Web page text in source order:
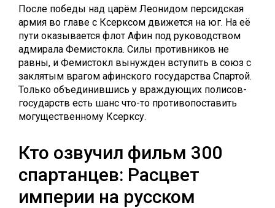
После победы над царём Леонидом персидская
армия во главе с Ксерксом движется на юг. На её
пути оказывается флот Афин под руководством
адмирала Фемистокла. Силы противников не
равны, и Фемистокл вынужден вступить в союз с
заклятым врагом афинского государства Спартой.
Только объединившись у враждующих полисов-
государств есть шанс что-то противопоставить
могущественному Ксерксу.
Кто озвучил фильм 300
спартанцев: Расцвет
империи на русском